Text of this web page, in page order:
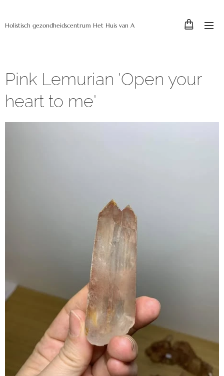
Holistisch gezondheidscentrum Het Huis van A
Pink Lemurian 'Open your
heart to me'